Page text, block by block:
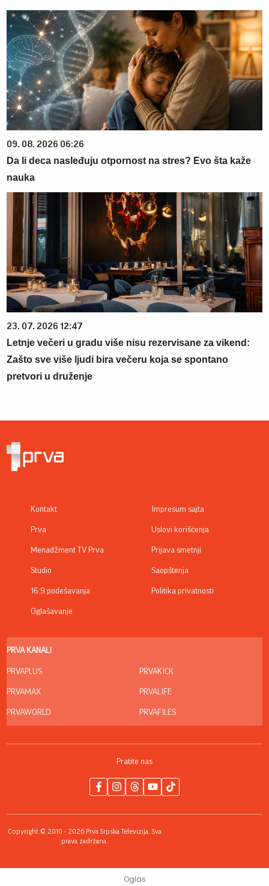
09. 08. 2026 06:26
Da li deca nasleđuju otpornost na stres? Evo šta kaže
nauka
23. 07. 2026 12:47
Letnje večeri u gradu više nisu rezervisane za vikend:
Zašto sve više ljudi bira večeru koja se spontano
pretvori u druženje
Kontakt
Prva
Menadžment TV Prva
Studio
16:9 podešavanja
Oglašavanje
Impresum sajta
Uslovi korišćenja
Prijava smetnji
Saopštenja
Politika privatnosti
PRVA KANALI
PRVAPLUS
PRVAMAX
PRVAWORLD
PRVAKICK
PRVALIFE
PRVAFILES
Pratite nas
Copyright © 2010 - 2026 Prva Srpska Televizija. Sva
prava zadržana.